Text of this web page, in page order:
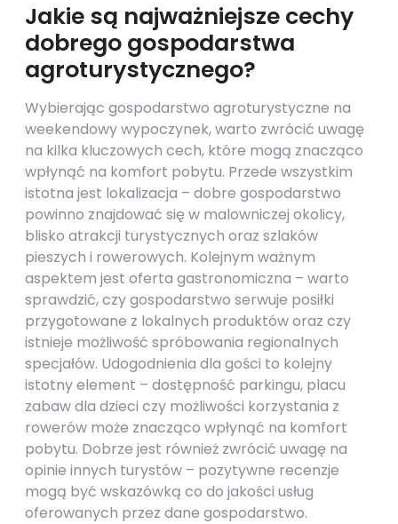
Jakie są najważniejsze cechy
dobrego gospodarstwa
agroturystycznego?
Wybierając gospodarstwo agroturystyczne na
weekendowy wypoczynek, warto zwrócić uwagę
na kilka kluczowych cech, które mogą znacząco
wpłynąć na komfort pobytu. Przede wszystkim
istotna jest lokalizacja – dobre gospodarstwo
powinno znajdować się w malowniczej okolicy,
blisko atrakcji turystycznych oraz szlaków
pieszych i rowerowych. Kolejnym ważnym
aspektem jest oferta gastronomiczna – warto
sprawdzić, czy gospodarstwo serwuje posiłki
przygotowane z lokalnych produktów oraz czy
istnieje możliwość spróbowania regionalnych
specjałów. Udogodnienia dla gości to kolejny
istotny element – dostępność parkingu, placu
zabaw dla dzieci czy możliwości korzystania z
rowerów może znacząco wpłynąć na komfort
pobytu. Dobrze jest również zwrócić uwagę na
opinie innych turystów – pozytywne recenzje
mogą być wskazówką co do jakości usług
oferowanych przez dane gospodarstwo.